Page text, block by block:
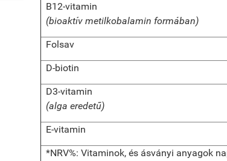
B12-vitamin
(bioaktív metilkobalamin formában)
Folsav
D-biotin
D3-vitamin
(alga eredetű)
E-vitamin
*NRV%: Vitaminok, és ásványi anyagok